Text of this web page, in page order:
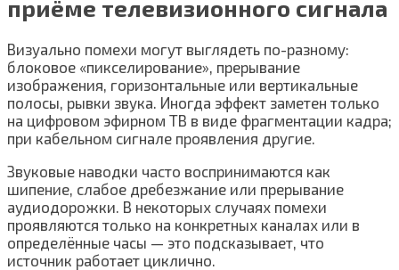
приёме телевизионного сигнала
Визуально помехи могут выглядеть по-разному:
блоковое «пикселирование», прерывание
изображения, горизонтальные или вертикальные
полосы, рывки звука. Иногда эффект заметен только
на цифровом эфирном ТВ в виде фрагментации кадра;
при кабельном сигнале проявления другие.
Звуковые наводки часто воспринимаются как
шипение, слабое дребезжание или прерывание
аудиодорожки. В некоторых случаях помехи
проявляются только на конкретных каналах или в
определённые часы — это подсказывает, что
источник работает циклично.